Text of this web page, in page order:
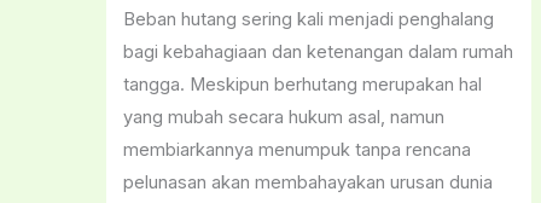
Beban hutang sering kali menjadi penghalang
bagi kebahagiaan dan ketenangan dalam rumah
tangga. Meskipun berhutang merupakan hal
yang mubah secara hukum asal, namun
membiarkannya menumpuk tanpa rencana
pelunasan akan membahayakan urusan dunia